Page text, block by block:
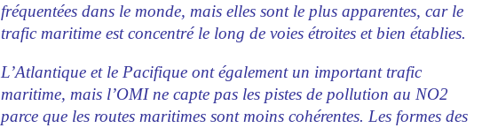
fréquentées dans le monde, mais elles sont le plus apparentes, car le
trafic maritime est concentré le long de voies étroites et bien établies.
L’Atlantique et le Pacifique ont également un important trafic
maritime, mais l’OMI ne capte pas les pistes de pollution au NO2
parce que les routes maritimes sont moins cohérentes. Les formes des